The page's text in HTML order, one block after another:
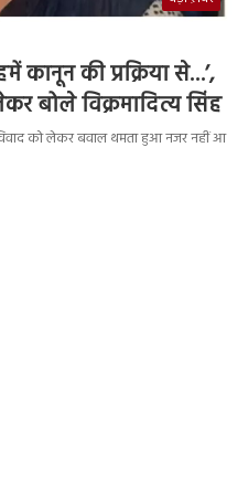
कानून की प्रक्रिया से…’,
बोले विक्रमादित्य सिंह
को लेकर बवाल थमता हुआ नजर नहीं आ